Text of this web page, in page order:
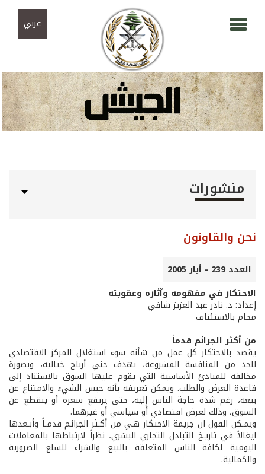
عربي
منشورات
نحن والقاونون
العدد 239 - أيار 2005
الاحتكار في مفهومه وآثاره وعقوبته
إعداد: د. نادر عبد العزيز شافي
محام بالاستئناف
من أكثر الجرائم قدماً
يقصد بالاحتكار كل عمل من شأنه سوء استغلال المركز الاقتصادي
للحد من المنافسة المشروعة، بهدف جني أرباح خيالية، وبصورة
مخالفة للمبادئ الأساسية التي يقوم عليها السوق بالاستناد إلى
قاعدة العرض والطلب. ويمكن تعريفه بأنه حبس الشيء والامتناع عن
بيعه، رغم شدة حاجة الناس إليه، حتى يرتفع سعره أو ينقطع عن
السوق، وذلك لغرض اقتصادي أو سياسي أو غيرهما.
ويمـكن القول ان جريمة الاحتكار هـي من أكـثر الجرائم قدمـاً وأبـعدها
ايغالاً في تاريـخ التبادل التجاري البشري، نظراً لارتباطها بالمعاملات
اليومية لكافة الناس المتعلقة بالبيع والشراء للسلع الضرورية
والكمالية.